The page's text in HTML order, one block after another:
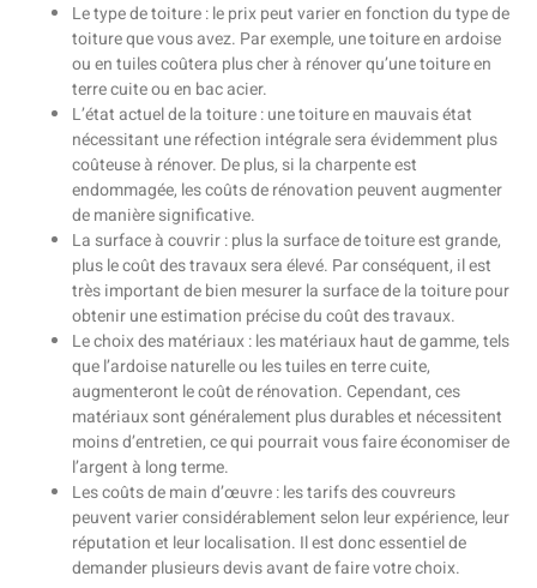
Le type de toiture : le prix peut varier en fonction du type de
toiture que vous avez. Par exemple, une toiture en ardoise
ou en tuiles coûtera plus cher à rénover qu’une toiture en
terre cuite ou en bac acier.
L’état actuel de la toiture : une toiture en mauvais état
nécessitant une réfection intégrale sera évidemment plus
coûteuse à rénover. De plus, si la charpente est
endommagée, les coûts de rénovation peuvent augmenter
de manière significative.
La surface à couvrir : plus la surface de toiture est grande,
plus le coût des travaux sera élevé. Par conséquent, il est
très important de bien mesurer la surface de la toiture pour
obtenir une estimation précise du coût des travaux.
Le choix des matériaux : les matériaux haut de gamme, tels
que l’ardoise naturelle ou les tuiles en terre cuite,
augmenteront le coût de rénovation. Cependant, ces
matériaux sont généralement plus durables et nécessitent
moins d’entretien, ce qui pourrait vous faire économiser de
l’argent à long terme.
Les coûts de main d’œuvre : les tarifs des couvreurs
peuvent varier considérablement selon leur expérience, leur
réputation et leur localisation. Il est donc essentiel de
demander plusieurs devis avant de faire votre choix.